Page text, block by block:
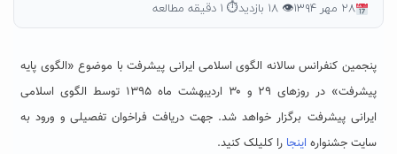
۲۸ مهر ۱۳۹۴ 👁 ۱۸ بازدید ⏱ ۱ دقیقه مطالعه
پنجمین کنفرانس سالانه الگوی اسلامی ایرانی پیشرفت با موضوع «الگوی پایه
پیشرفت» در روزهای ۲۹ و ۳۰ اردیبهشت ماه ۱۳۹۵ توسط الگوی اسلامی
ایرانی پیشرفت برگزار خواهد شد. جهت دریافت فراخوان تفصیلی و ورود به
سایت جشنواره اینجا را کلیلک کنید.